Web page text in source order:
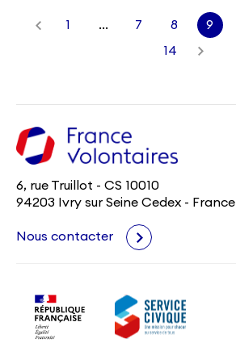
1 … 7 8 9
14
6, rue Truillot - CS 10010
94203 Ivry sur Seine Cedex - France
Nous contacter